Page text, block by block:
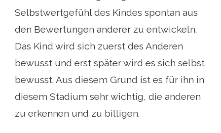
Selbstwertgefühl des Kindes spontan aus
den Bewertungen anderer zu entwickeln.
Das Kind wird sich zuerst des Anderen
bewusst und erst später wird es sich selbst
bewusst. Aus diesem Grund ist es für ihn in
diesem Stadium sehr wichtig, die anderen
zu erkennen und zu billigen.